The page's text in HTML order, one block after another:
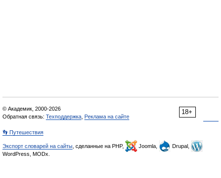
18+
© Академик, 2000-2026
Обратная связь: Техподдержка Реклама на сайте
👣 Путешествия
Экспорт словарей на сайты , сделанные на PHP, Joomla,
Drupal,
WordPress, MODx.